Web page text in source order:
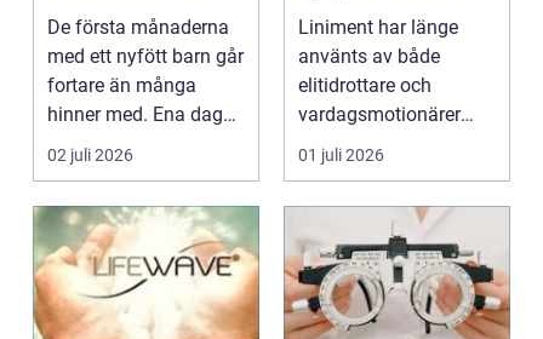
stor stund
De första månaderna
med ett nyfött barn går
fortare än många
hinner med. Ena dagen
ryms hela foten i...
02 juli 2026
man bör tänka på
Liniment har länge
använts av både
elitidrottare och
vardagsmotionärer
för...
01 juli 2026